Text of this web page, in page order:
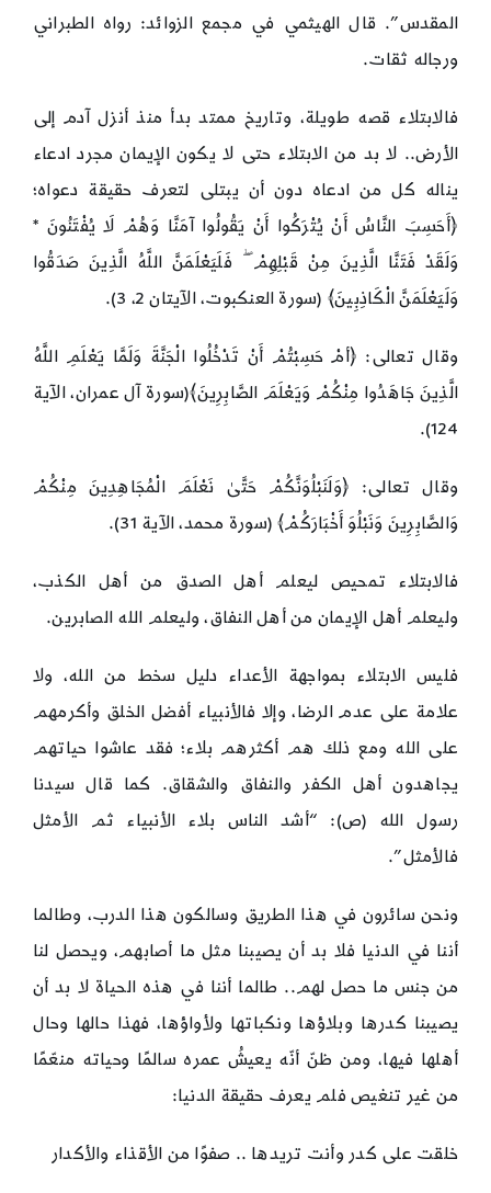
المقدس”. قال الهيثمي في مجمع الزوائد: رواه الطبراني
ورجاله ثقات.
فالابتلاء قصه طويلة، وتاريخ ممتد بدأ منذ أنزل آدم إلى
الأرض.. لا بد من الابتلاء حتى لا يكون الإيمان مجرد ادعاء
يناله كل من ادعاه دون أن يبتلى لتعرف حقيقة دعواه؛
﴿أَحَسِبَ النَّاسُ أَنْ يُتْرَكُوا أَنْ يَقُولُوا آمَنَّا وَهُمْ لَا يُفْتَنُونَ *
وَلَقَدْ فَتَنَّا الَّذِينَ مِنْ قَبْلِهِمْ ۖ فَلَيَعْلَمَنَّ اللَّهُ الَّذِينَ صَدَقُوا
وَلَيَعْلَمَنَّ الْكَاذِبِينَ﴾ (سورة العنكبوت، الآيتان 2، 3).
وقال تعالى: ﴿أمْ حَسِبْتُمْ أَنْ تَدْخُلُوا الْجَنَّةَ وَلَمَّا يَعْلَمِ اللَّهُ
الَّذِينَ جَاهَدُوا مِنْكُمْ وَيَعْلَمَ الصَّابِرِينَ﴾(سورة آل عمران، الآية
124).
وقال تعالى: ﴿وَلَنَبْلُوَنَّكُمْ حَتَّىٰ نَعْلَمَ الْمُجَاهِدِينَ مِنْكُمْ
وَالصَّابِرِينَ وَنَبْلُوَ أَخْبَارَكُمْ﴾ (سورة محمد، الآية 31).
فالابتلاء تمحيص ليعلم أهل الصدق من أهل الكذب،
وليعلم أهل الإيمان من أهل النفاق، وليعلم الله الصابرين.
فليس الابتلاء بمواجهة الأعداء دليل سخط من الله، ولا
علامة على عدم الرضا، وإلا فالأنبياء أفضل الخلق وأكرمهم
على الله ومع ذلك هم أكثرهم بلاء؛ فقد عاشوا حياتهم
يجاهدون أهل الكفر والنفاق والشقاق. كما قال سيدنا
رسول الله (ص): “أشد الناس بلاء الأنبياء ثم الأمثل
فالأمثل”.
ونحن سائرون في هذا الطريق وسالكون هذا الدرب، وطالما
أننا في الدنيا فلا بد أن يصيبنا مثل ما أصابهم، ويحصل لنا
من جنس ما حصل لهم.. طالما أننا في هذه الحياة لا بد أن
يصيبنا كدرها وبلاؤها ونكباتها ولأواؤها، فهذا حالها وحال
أهلها فيها، ومن ظنّ أنّه يعيشُ عمره سالمًا وحياته منعّمًا
من غير تنغيص فلم يعرف حقيقة الدنيا:
خلقت على كدر وأنت تريدها .. صفوًا من الأقذاء والأكدار